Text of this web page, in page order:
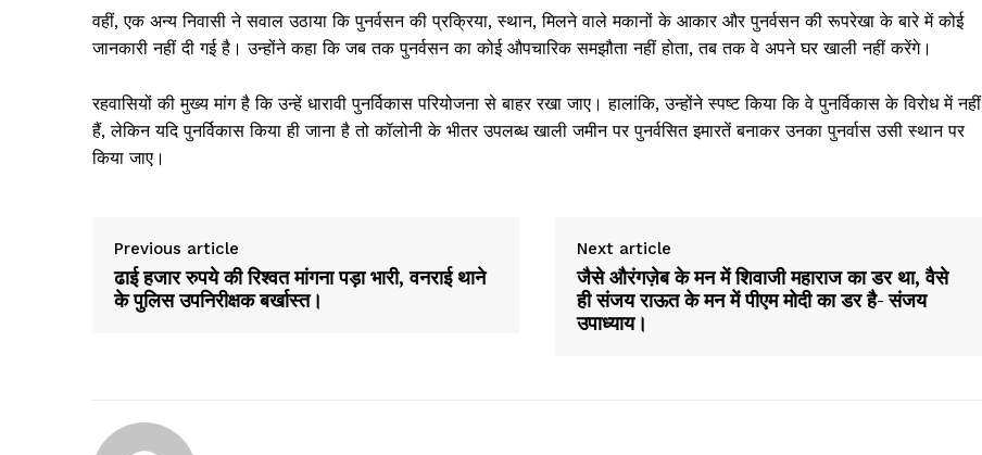
वहीं, एक अन्य निवासी ने सवाल उठाया कि पुनर्वसन की प्रक्रिया, स्थान, मिलने वाले मकानों के आकार और पुनर्वसन की रूपरेखा के बारे में कोई
जानकारी नहीं दी गई है। उन्होंने कहा कि जब तक पुनर्वसन का कोई औपचारिक समझौता नहीं होता, तब तक वे अपने घर खाली नहीं करेंगे।
रहवासियों की मुख्य मांग है कि उन्हें धारावी पुनर्विकास परियोजना से बाहर रखा जाए। हालांकि, उन्होंने स्पष्ट किया कि वे पुनर्विकास के विरोध में नहीं
हैं, लेकिन यदि पुनर्विकास किया ही जाना है तो कॉलोनी के भीतर उपलब्ध खाली जमीन पर पुनर्वसित इमारतें बनाकर उनका पुनर्वास उसी स्थान पर
किया जाए।
Previous article
ढाई हजार रुपये की रिश्वत मांगना पड़ा भारी, वनराई थाने
के पुलिस उपनिरीक्षक बर्खास्त।
Next article
जैसे औरंगज़ेब के मन में शिवाजी महाराज का डर था, वैसे
ही संजय राऊत के मन में पीएम मोदी का डर है- संजय
उपाध्याय।